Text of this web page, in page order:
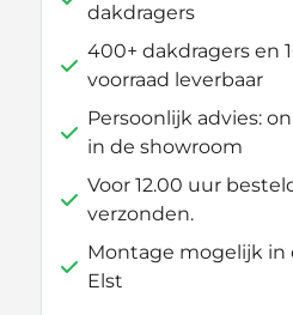
dakdragers
400+ dakdragers en
voorraad leverbaar
Persoonlijk advies:
in de showroom
Voor 12.00 uur
verzonden.
Montage mogelijk in
Elst